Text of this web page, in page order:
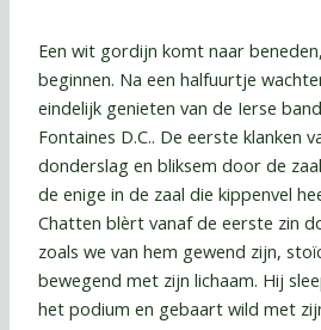
Een wit gordijn komt naar
beginnen. Na een halfuurtje
eindelijk genieten van de Ierse
Fontaines D.C.. De eerste klanken
donderslag en bliksem door de
de enige in de zaal die kippenvel
Chatten blèrt vanaf de eerste zin
zoals we van hem gewend zijn,
bewegend met zijn lichaam. Hij
het podium en gebaart wild met